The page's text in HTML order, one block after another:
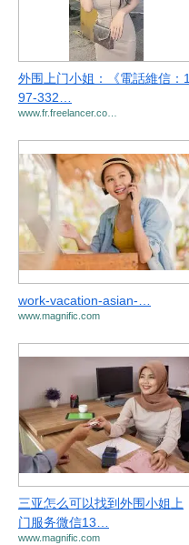
外围上门小姐：《電話維信：1
97-332…
www.fr.freelancer.co…
work-vacation-asian-…
www.magnific.com
三亚怎么可以找到外围小姐上
门服务微信13…
www.magnific.com